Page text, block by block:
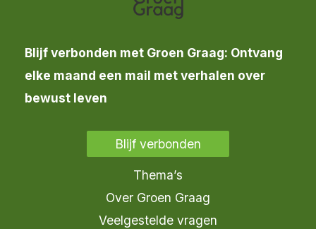
Blijf verbonden met Groen Graag: Ontvang
elke maand een mail met verhalen over
bewust leven
Blijf verbonden
Thema’s
Over Groen Graag
Veelgestelde vragen